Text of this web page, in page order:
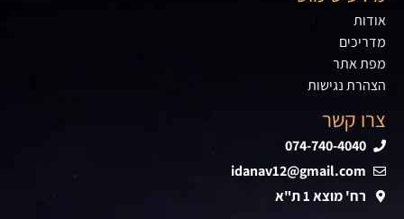
אודות
מדריכים
מפת אתר
הצהרת נגישות
צרו קשר
074-740-4040
idanav12@gmail.com
רח' מוצא 1 ת"א